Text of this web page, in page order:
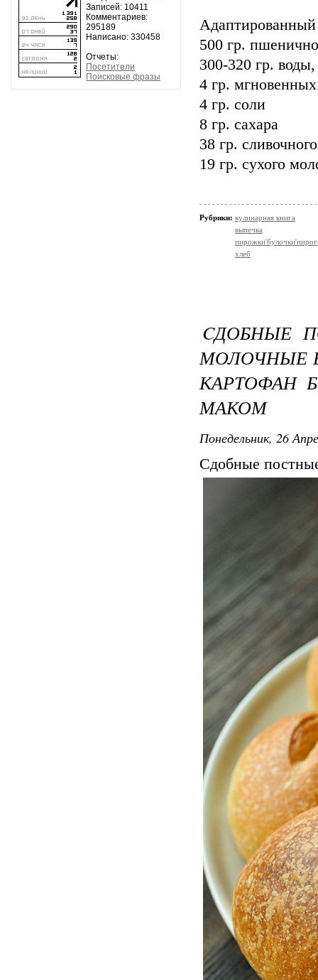
Записей: 10411
Комментариев:
295189
Написано: 330458
Отчеты:
Посетители
Поисковые фразы
Адаптированный
500 гр.
300-320 гр.
4 гр.
4 гр. соли
8 гр. сахара
38 гр.
19 гр. сухого
Рубрики: кулинарная книга
выпечка
хлеб
CДОБНЫЕ
МОЛОЧНЫЕ
КАРТОФАН
МАКОМ
Понедельник, 26
Сдобные